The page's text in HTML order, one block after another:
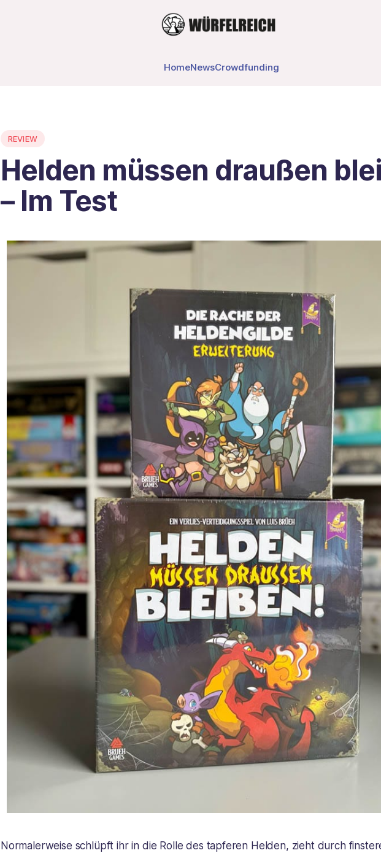
HomeNewsCrowdfunding
REVIEW
Helden müssen draußen
– Im Test
Normalerweise schlüpft ihr in die Rolle des tapferen Helden, zieht durch